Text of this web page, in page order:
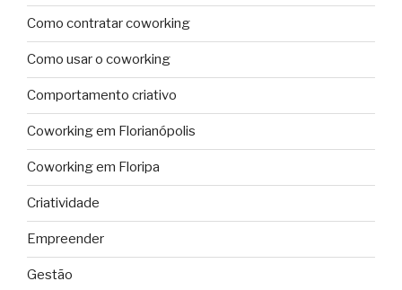
Como contratar coworking
Como usar o coworking
Comportamento criativo
Coworking em Florianópolis
Coworking em Floripa
Criatividade
Empreender
Gestão